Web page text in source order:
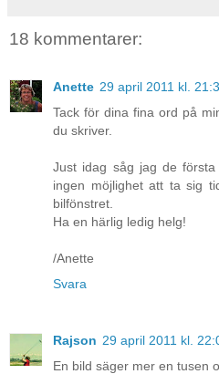
18 kommentarer:
Anette 29 april 2011 kl.
Tack för dina fina ord på
du skriver.
Just idag såg jag de första
ingen möjlighet att ta sig
bilfönstret.
Ha en härlig ledig helg!
/Anette
Svara
Rajson 29 april 2011 kl.
En bild säger mer en tusen